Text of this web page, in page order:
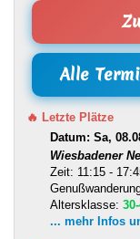
Alle
🔥 Letzte Plätze
Datum: Sa,
Wiesbadener
Zeit: 11:15 -
Altersklasse:
... mehr Infos